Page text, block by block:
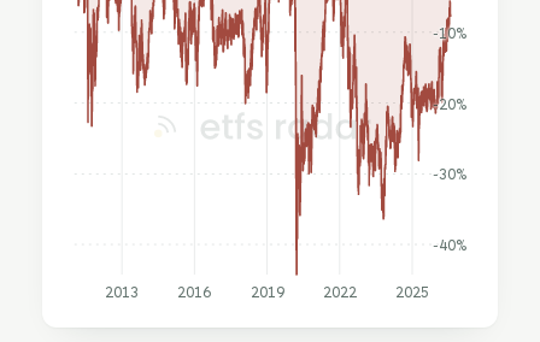
-40%
-30%
-20%
-10%
2013 2016 2019 2022 2025